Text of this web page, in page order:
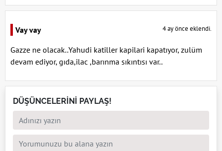
Vay vay 4 ay önce eklendi.
Gazze ne olacak..Yahudi katiller kapilari kapatıyor, zulüm
devam ediyor, gıda,ilac ,barınma sıkıntısı var..
DÜŞÜNCELERİNİ PAYLAŞ!